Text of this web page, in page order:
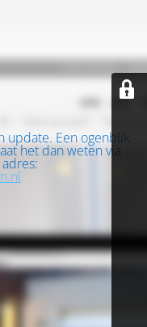
update. Een ogenblik
het dan weten via